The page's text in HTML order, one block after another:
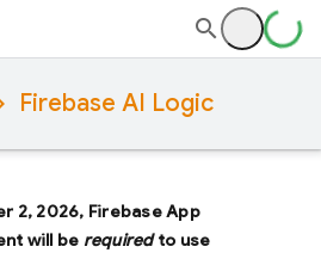
Firebase AI Logic
2, 2026, Firebase App
will be requiredto use